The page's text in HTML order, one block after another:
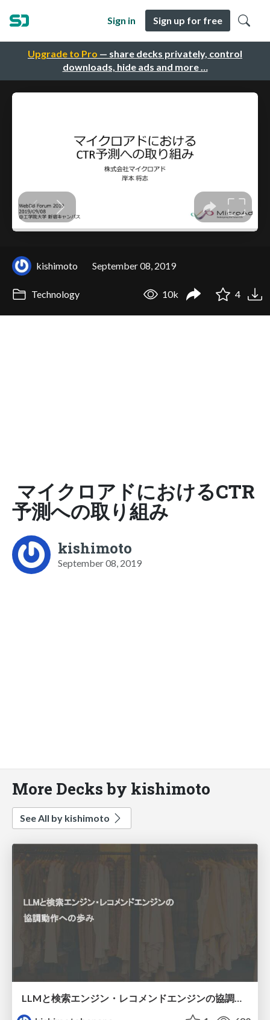
Upgrade to Pro — share decks privately, control
downloads, hide ads and more …
Sign in Sign up for free
kishimoto September 08, 2019
Technology 10k 4
マイクロアドにおけるCTR
予測への取り組み
kishimoto
September 08, 2019
More Decks by kishimoto
See All by kishimoto
LLMと検索エンジン・レコメンドエンジンの協調動作への歩み